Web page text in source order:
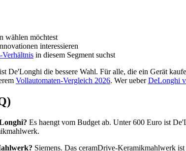
wählen möchtest
interessieren
Verhältnis in diesem Segment suchst
De'Longhi die bessere Wahl. Für alle, die ein Gerät
Vollautomaten-Vergleich 2026. Wer ueberDeLonghi
Es haengt vom Budget ab. Unter 600 Euro ist
Siemens. Das ceramDrive-Keramikmahlwerk